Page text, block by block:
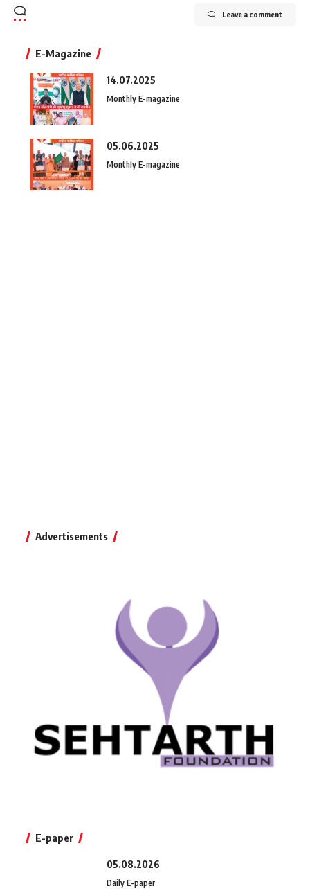
Leave a comment
E-Magazine
14.07.2025
Monthly E-magazine
05.06.2025
Monthly E-magazine
Advertisements
E-paper
05.08.2026
Daily E-paper